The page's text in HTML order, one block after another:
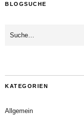
BLOGSUCHE
KATEGORIEN
Allgemein